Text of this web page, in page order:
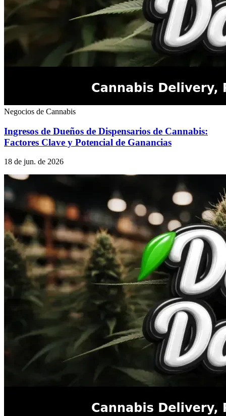
Negocios de Cannabis
Ingresos de Dueños de Dispensarios de Cannabis:
Factores Clave y Potencial de Ganancias
18 de jun. de 2026